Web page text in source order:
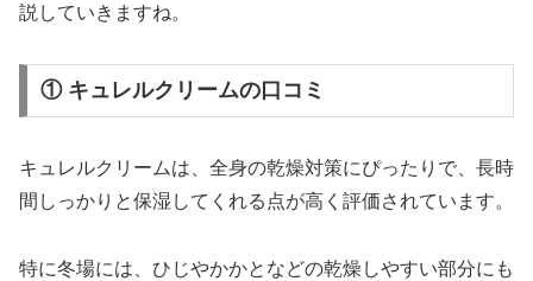
説していきますね。
① キュレルクリームの口コミ
キュレルクリームは、全身の乾燥対策にぴったりで、長時
間しっかりと保湿してくれる点が高く評価されています。
特に冬場には、ひじやかかとなどの乾燥しやすい部分にも